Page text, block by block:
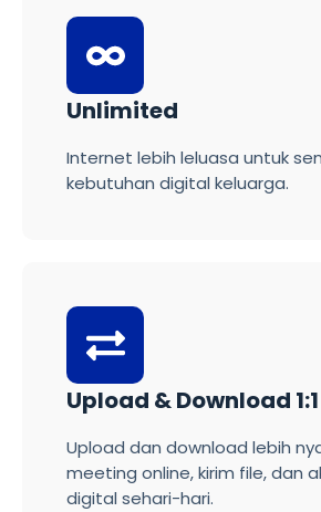
Unlimited
Internet lebih leluasa untuk
kebutuhan digital keluarga.
Upload & Download 1:1
Upload dan download lebih
meeting online, kirim file, dan
digital sehari-hari.